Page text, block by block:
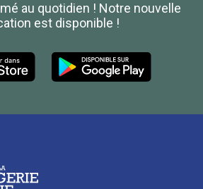
au quotidien ! Notre nouvelle
est disponible !
Pâtisserie Française
Cédex 16